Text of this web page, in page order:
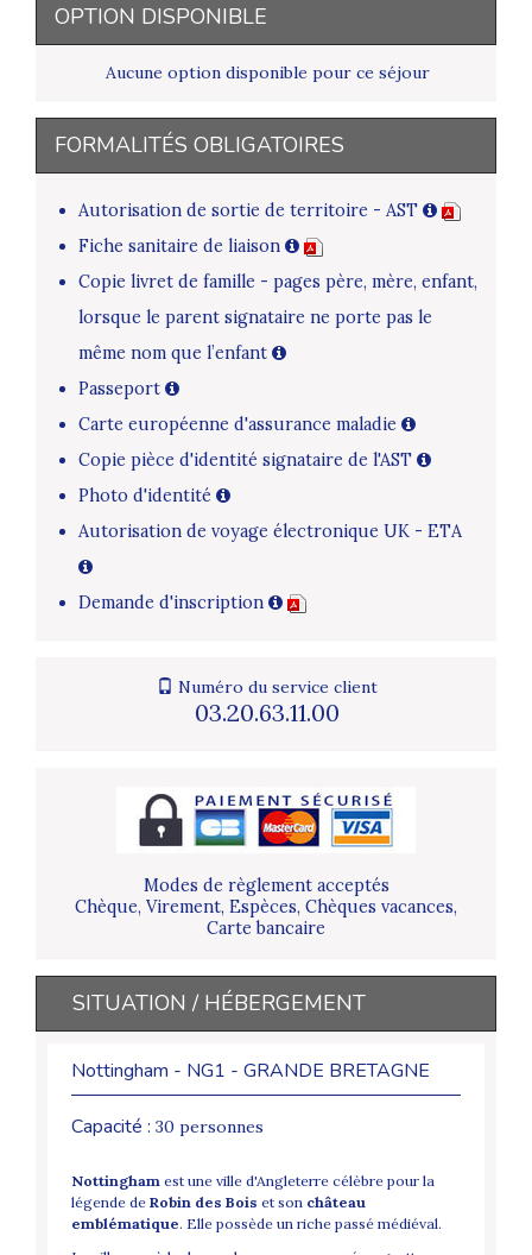
OPTION DISPONIBLE
Aucune option disponible pour ce séjour
FORMALITÉS OBLIGATOIRES
Autorisation de sortie de territoire - AST
Fiche sanitaire de liaison
Copie livret de famille - pages père, mère, enfant,
lorsque le parent signataire ne porte pas le
même nom que l’enfant
Passeport
Carte européenne d'assurance maladie
Copie pièce d'identité signataire de l'AST
Photo d'identité
Autorisation de voyage électronique UK - ETA
Demande d'inscription
Numéro du service client
03.20.63.11.00
Modes de règlement acceptés
Chèque, Virement, Espèces, Chèques vacances,
Carte bancaire
SITUATION / HÉBERGEMENT
Nottingham - NG1 - GRANDE BRETAGNE
Capacité : 30 personnes
Nottingham est une ville d'Angleterre célèbre pour la
légende de Robin des Bois et son château
emblématique. Elle possède un riche passé médiéval.